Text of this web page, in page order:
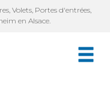
Volets, Portes d'entrées,
en Alsace.